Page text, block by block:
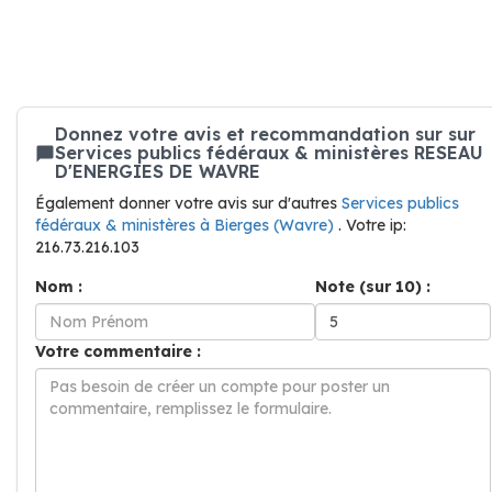
Donnez votre avis et recommandation sur sur
Services publics fédéraux & ministères RESEAU
D'ENERGIES DE WAVRE
Également donner votre avis sur d'autres Services publics
fédéraux & ministères à Bierges (Wavre) . Votre ip:
216.73.216.103
Nom :
Note (sur 10) :
Votre commentaire :